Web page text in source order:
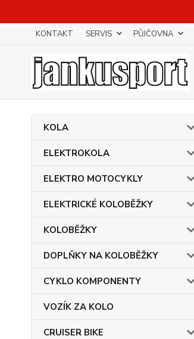
KONTAKT SERVIS PŮJČOVNA
KOLA
ELEKTROKOLA
ELEKTRO MOTOCYKLY
ELEKTRICKÉ KOLOBĚŽKY
KOLOBĚŽKY
DOPLŇKY NA KOLOBĚŽKY
CYKLO KOMPONENTY
VOZÍK ZA KOLO
CRUISER BIKE